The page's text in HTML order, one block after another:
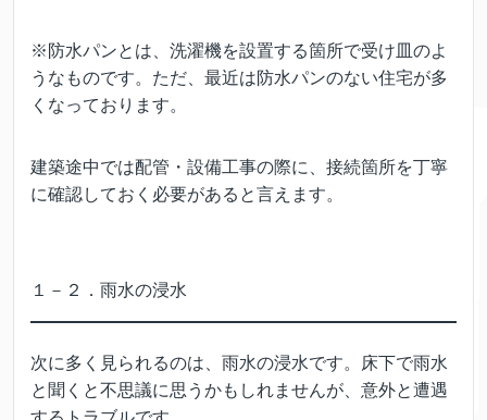
※防水パンとは、洗濯機を設置する箇所で受け皿のよ
うなものです。ただ、最近は防水パンのない住宅が多
くなっております。
建築途中では配管・設備工事の際に、接続箇所を丁寧
に確認しておく必要があると言えます。
１－２．雨水の浸水
次に多く見られるのは、雨水の浸水です。床下で雨水
と聞くと不思議に思うかもしれませんが、意外と遭遇